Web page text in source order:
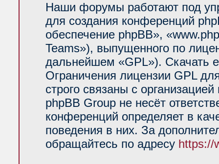
Наши форумы работают под
для создания конференций
обеспечение phpBB»,
Teams»), выпущенного по
дальнейшем «GPL»). Скачать
Ограничения лицензии GPL
строго связаны с
phpBB Group не несёт
конференций определяет в
поведения в них. За
обращайтесь по адресу https://